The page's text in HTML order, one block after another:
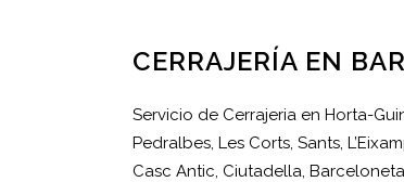
CERRAJERÍA EN
Servicio de Cerrajeria en Horta-
Pedralbes, Les Corts, Sants,
Casc Antic, Ciutadella,